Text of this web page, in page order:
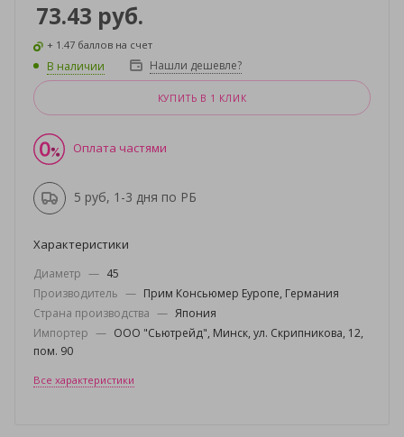
73.43 руб.
+ 1.47 баллов на счет
В наличии Нашли дешевле?
КУПИТЬ В 1 КЛИК
Оплата частями
5 руб, 1-3 дня по РБ
Характеристики
Диаметр — 45
Производитель — Прим Консьюмер Еуропе, Германия
Страна производства — Япония
Импортер — ООО "Сьютрейд", Минск, ул. Скрипникова, 12,
пом. 90
Все характеристики